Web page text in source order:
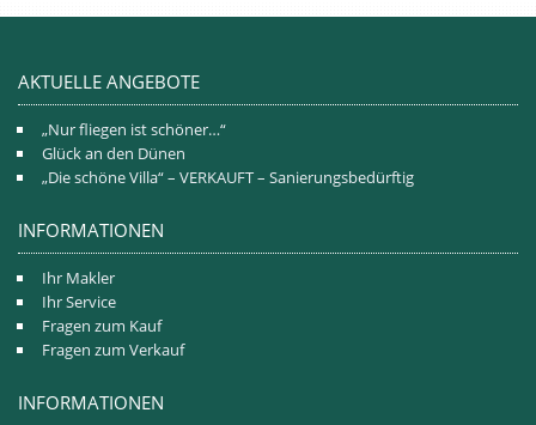
AKTUELLE ANGEBOTE
„Nur fliegen ist schöner…“
Glück an den Dünen
„Die schöne Villa“ – VERKAUFT – Sanierungsbedürftig
INFORMATIONEN
Ihr Makler
Ihr Service
Fragen zum Kauf
Fragen zum Verkauf
INFORMATIONEN